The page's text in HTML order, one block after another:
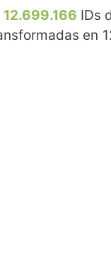
12.699.166 IDs
en